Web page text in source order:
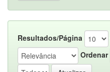
Resultados/Página
Ordenar